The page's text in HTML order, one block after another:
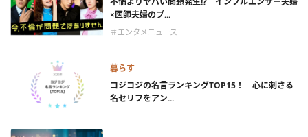
×医師夫婦のブ...
＃エンタメニュース
暮らす
コジコジの名言ランキングTOP15！ 心に刺さる
名セリフをアン...